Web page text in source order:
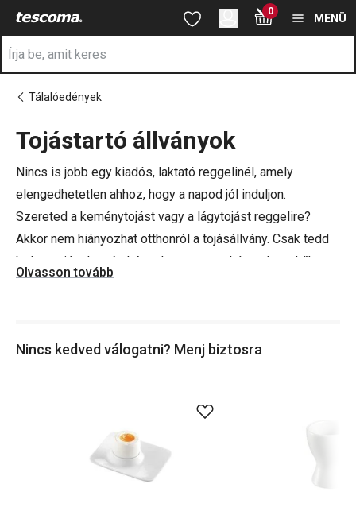
Ugrás a fő tartalomhoz
Ugrás a kereséshez
Ugrás a navigációhoz 0
MENÜ
Tálalóedények
Tojástartó állványok
Nincs is jobb egy kiadós, laktató reggelinél, amely
elengedhetetlen ahhoz, hogy a napod jól induljon.
Szereted a keménytojást vagy a lágytojást reggelire?
Akkor nem hiányozhat otthonról a tojásállvány. Csak tedd
bele a tojásokat, és kényelmesen meghámozhatod őket
anélkül, hogy a forró héj megégetné az ujjaidat.
készletben árulunk. Szerezz be mindent a TESCOMÁ-nál.
előnyben? Akkor válogass a hagyományos
vagy a különleges
között!
Olvasson tovább
Nincs kedved válogatni? Menj biztosra